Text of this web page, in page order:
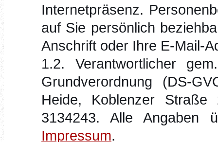
Internetpräsenz.
auf Sie persönlich
Anschrift oder Ihre E-Mail-
1.2. Verantwortlicher
Grundverordnung (DS-
Heide, Koblenzer
3134243. Alle Angaben
Impressum.